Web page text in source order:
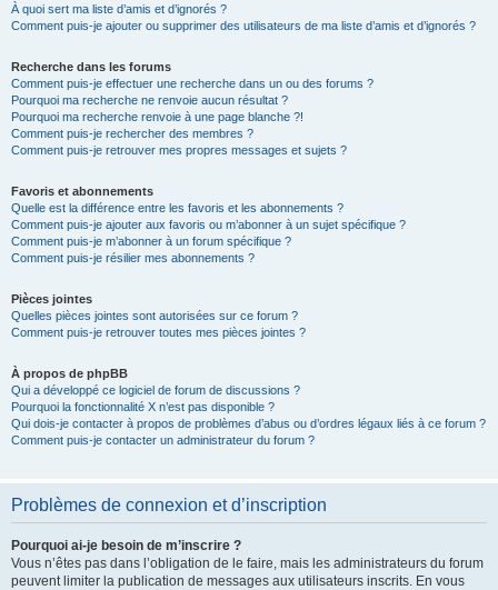
À quoi sert ma liste d’amis et d’ignorés ?
Comment puis-je ajouter ou supprimer des utilisateurs de ma liste d’amis et d’ignorés ?
Recherche dans les forums
Comment puis-je effectuer une recherche dans un ou des forums ?
Pourquoi ma recherche ne renvoie aucun résultat ?
Pourquoi ma recherche renvoie à une page blanche ?!
Comment puis-je rechercher des membres ?
Comment puis-je retrouver mes propres messages et sujets ?
Favoris et abonnements
Quelle est la différence entre les favoris et les abonnements ?
Comment puis-je ajouter aux favoris ou m’abonner à un sujet spécifique ?
Comment puis-je m’abonner à un forum spécifique ?
Comment puis-je résilier mes abonnements ?
Pièces jointes
Quelles pièces jointes sont autorisées sur ce forum ?
Comment puis-je retrouver toutes mes pièces jointes ?
À propos de phpBB
Qui a développé ce logiciel de forum de discussions ?
Pourquoi la fonctionnalité X n’est pas disponible ?
Qui dois-je contacter à propos de problèmes d’abus ou d’ordres légaux liés à ce forum ?
Comment puis-je contacter un administrateur du forum ?
Problèmes de connexion et d’inscription
Pourquoi ai-je besoin de m’inscrire ?
Vous n’êtes pas dans l’obligation de le faire, mais les administrateurs du forum
peuvent limiter la publication de messages aux utilisateurs inscrits. En vous